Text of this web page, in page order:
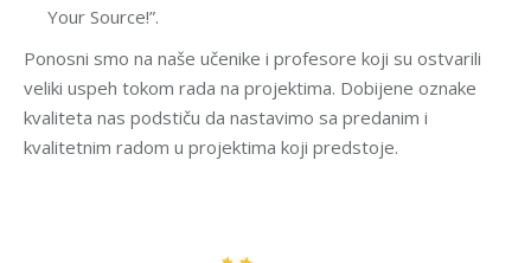
Your Source!”.
Ponosni smo na naše učenike i profesore koji su ostvarili
veliki uspeh tokom rada na projektima. Dobijene oznake
kvaliteta nas podstiču da nastavimo sa predanim i
kvalitetnim radom u projektima koji predstoje.